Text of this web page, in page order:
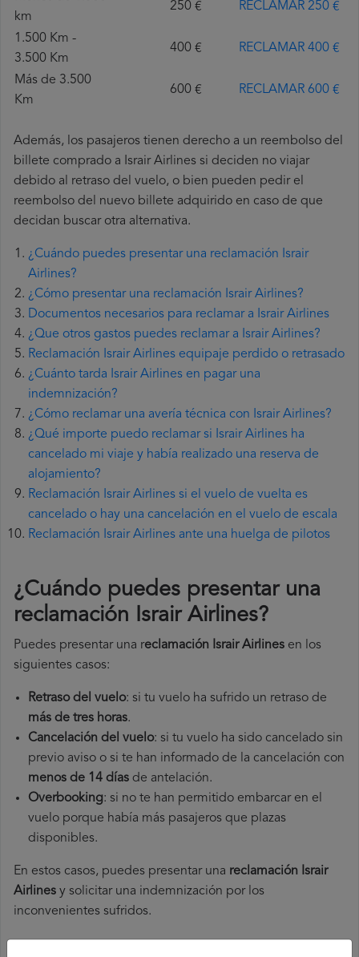
km
250 € RECLAMAR 250 €
1.500 Km -
3.500 Km
400 € RECLAMAR 400 €
Más de 3.500
Km
600 € RECLAMAR 600 €
Además, los pasajeros tienen derecho a un reembolso del
billete comprado a Israir Airlines si deciden no viajar
debido al retraso del vuelo, o bien pueden pedir el
reembolso del nuevo billete adquirido en caso de que
decidan buscar otra alternativa.
¿Cuándo puedes presentar una reclamación Israir
Airlines?
¿Cómo presentar una reclamación Israir Airlines?
Documentos necesarios para reclamar a Israir Airlines
¿Que otros gastos puedes reclamar a Israir Airlines?
Reclamación Israir Airlines equipaje perdido o retrasado
¿Cuánto tarda Israir Airlines en pagar una
indemnización?
¿Cómo reclamar una avería técnica con Israir Airlines?
¿Qué importe puedo reclamar si Israir Airlines ha
cancelado mi viaje y había realizado una reserva de
alojamiento?
Reclamación Israir Airlines si el vuelo de vuelta es
cancelado o hay una cancelación en el vuelo de escala
Reclamación Israir Airlines ante una huelga de pilotos
¿Cuándo puedes presentar una
reclamación Israir Airlines?
Puedes presentar una reclamación Israir Airlines en los
siguientes casos:
Retraso del vuelo: si tu vuelo ha sufrido un retraso de
más de tres horas.
Cancelación del vuelo: si tu vuelo ha sido cancelado sin
previo aviso o si te han informado de la cancelación con
menos de 14 días de antelación.
Overbooking: si no te han permitido embarcar en el
vuelo porque había más pasajeros que plazas
disponibles.
En estos casos, puedes presentar una reclamación Israir
Airlines​ y solicitar una indemnización por los
inconvenientes sufridos.